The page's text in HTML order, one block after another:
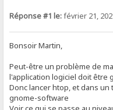
Réponse #1 le:février 21,
Bonsoir Martin,
Peut-être un problème de
l'application logiciel doit être
Donc lancer htop, et dans un
gnome-software